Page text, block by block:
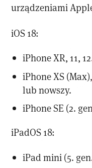
urządzeniami
iOS 18:
iPhone XR, 11,
iPhone XS
lub nowszy.
iPhone SE (2.
iPadOS 18:
iPad mini (5.